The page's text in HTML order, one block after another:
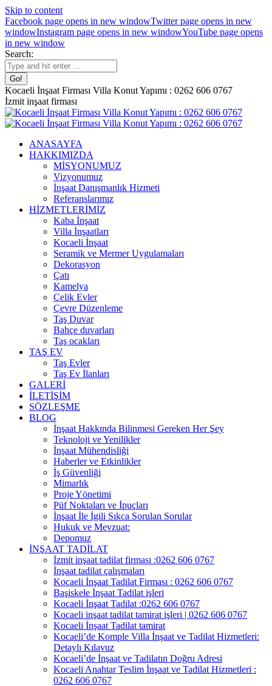
Skip to content
Facebook page opens in new windowTwitter page opens in new
windowInstagram page opens in new windowYouTube page opens
in new window
Search:
Kocaeli İnşaat Firması Villa Konut Yapımı : 0262 606 0767
İzmit inşaat firması
ANASAYFA
HAKKIMIZDA
MİSYONUMUZ
Vizyonumuz
İnşaat Danışmanlık Hizmeti
Referanslarımız
HİZMETLERİMİZ
Kaba İnşaat
Villa İnşaatları
Kocaeli İnşaat
Seramik ve Mermer Uygulamaları
Dekorasyon
Çatı
Kamelya
Çelik Evler
Çevre Düzenleme
Taş Duvar
Bahçe duvarları
Taş ocakları
TAŞ EV
Taş Evler
Taş Ev İlanları
GALERİ
İLETİŞİM
SÖZLEŞME
BLOG
İnşaat Hakkında Bilinmesi Gereken Her Şey
Teknoloji ve Yenilikler
İnşaat Mühendisliği
Haberler ve Etkinlikler
İş Güvenliği
Mimarlık
Proje Yönetimi
Püf Noktaları ve İpuçları
İnşaat İle İgili Sıkca Sorulan Sorular
Hukuk ve Mevzuat:
Depomuz
İNŞAAT TADİLAT
İzmit inşaat tadilat firması :0262 606 0767
İnşaat tadilat çalışmaları
Kocaeli İnşaat Tadilat Firması : 0262 606 0767
Başiskele İnşaat Tadilat işleri
Kocaeli İnşaat Tadilat :0262 606 0767
Kocaeli inşaat tadilat tamirat işleri | 0262 606 0767
Kocaeli İnşaat Tadilat tamirat
Kocaeli’de Komple Villa İnşaat ve Tadilat Hizmetleri:
Detaylı Kılavuz
Kocaeli’de İnşaat ve Tadilatın Doğru Adresi
Kocaeli Anahtar Teslim İnşaat ve Tadilat Hizmetleri :
0262 606 0767